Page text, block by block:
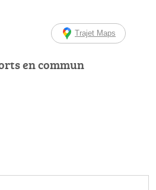
Trajet Maps
en commun